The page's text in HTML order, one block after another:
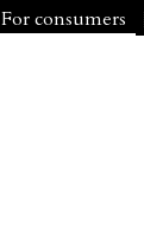
For consumers